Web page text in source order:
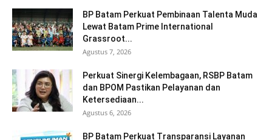
BP Batam Perkuat Pembinaan Talenta Muda
Lewat Batam Prime International
Grassroot...
Agustus 7, 2026
Perkuat Sinergi Kelembagaan, RSBP Batam
dan BPOM Pastikan Pelayanan dan
Ketersediaan...
Agustus 6, 2026
BP Batam Perkuat Transparansi Layanan